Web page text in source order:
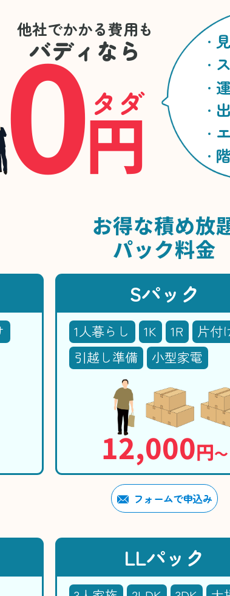
他社でかかる費用も
バディなら
0円
タダ
お得な積め放
パック料金
Sパック
1人暮らし 1K 1R
片付
引越し準備
小型家電
12,000円〜
フォームで申込み
LLパック